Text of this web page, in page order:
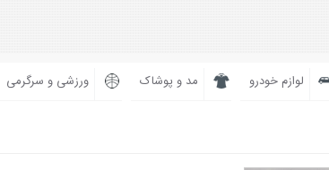
لوازم خودرو مد و پوشاک ورزشی و سرگرمی